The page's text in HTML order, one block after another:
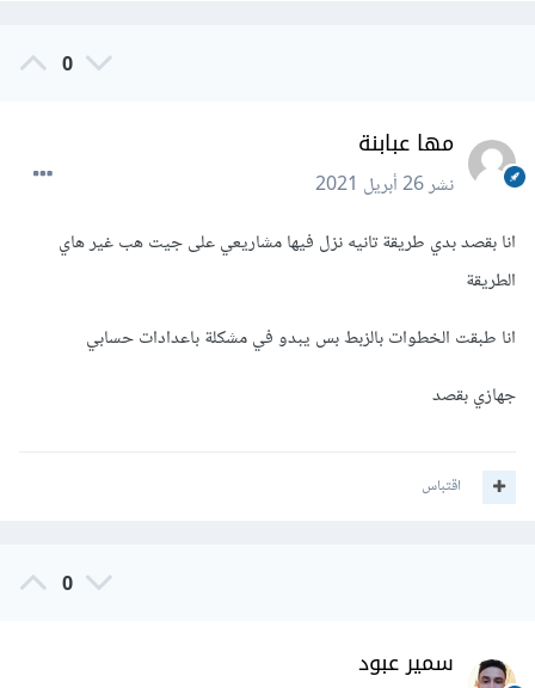
0
مها عبابنة
نشر26 أبريل 2021
انا بقصد بدي طريقة تانيه نزل فيها مشاريعي على جيت هب غير هاي
الطريقة
انا طبقت الخطوات بالزبط بس يبدو في مشكلة باعدادات حسابي
جهازي بقصد
اقتباس
0
سمير عبود